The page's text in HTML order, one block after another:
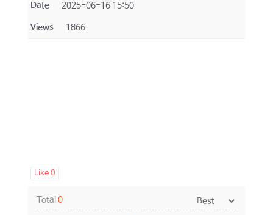
Date 2025-06-16 15:50
Views 1866
Like 0
Total 0